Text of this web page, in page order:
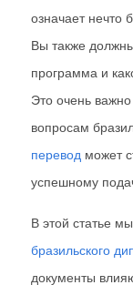
означает нечто
Вы также
программа и
Это очень
вопросам
перевод может
успешному
В этой статье
бразильского
документы